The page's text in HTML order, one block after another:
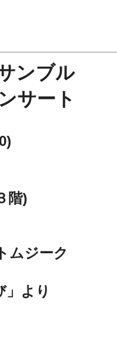
ンブル
サート
階)
ムジーク
」より